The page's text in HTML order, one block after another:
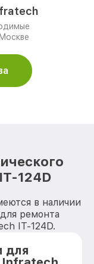
124D
в наличии
ремонта
IT-124D.
для